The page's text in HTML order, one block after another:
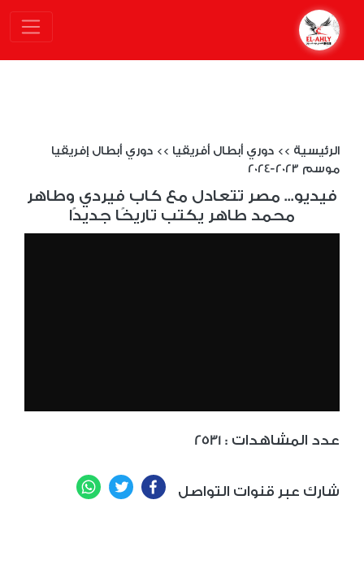
الرئيسية >> دوري أبطال أفريقيا >> دوري أبطال إفريقيا
موسم 2023-2024
فيديو... مصر تتعادل مع كاب فيردي وطاهر
محمد طاهر يكتب تاريخًا جديدًا
2531 : عدد المشاهدات
شارك عبر قنوات التواصل Facebook
Twitter